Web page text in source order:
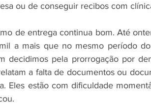
ou de conseguir recibos com
de entrega continua bom. Até
a mais que no mesmo período
decidimos pela prorrogação por
a falta de documentos ou
Eles estão com dificuldade